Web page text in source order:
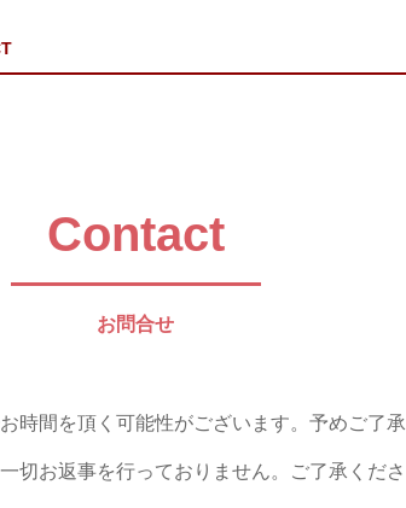
Contact
お問合せ
時間を頂く可能性がございます。予めご了
切お返事を行っておりません。ご了承くだ